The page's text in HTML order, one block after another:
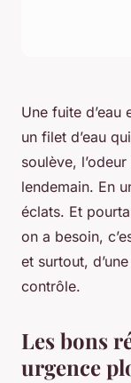
Une fuite d’eau
un filet d’eau
soulève,
lendemain. En
éclats. Et
on a besoin,
et surtout,
contrôle.
Les bons
urgence